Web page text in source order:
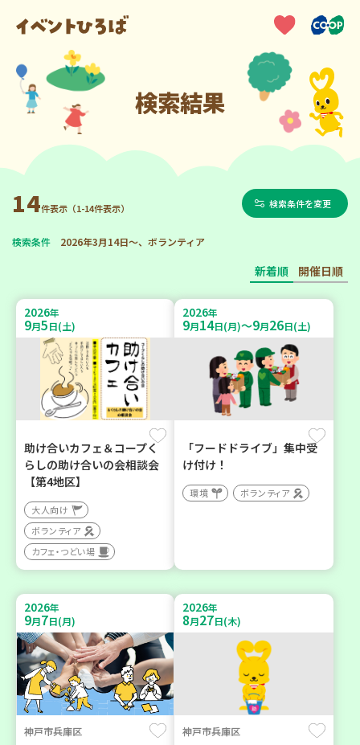
検索結果
14件表示（1-14件表示） 検索条件を変更
検索条件 2026年3月14日～、ボランティア
新着順 開催日順
2026年
9月5日(土)
助け合いカフェ＆コープく
らしの助け合いの会相談会
【第4地区】
大人向け
ボランティア
カフェ・つどい場
2026年
9月14日(月)～9月26日(土)
「フードドライブ」集中受
け付け！
環境 ボランティア
2026年
9月7日(月)
神戸市兵庫区
2026年
8月27日(木)
神戸市兵庫区